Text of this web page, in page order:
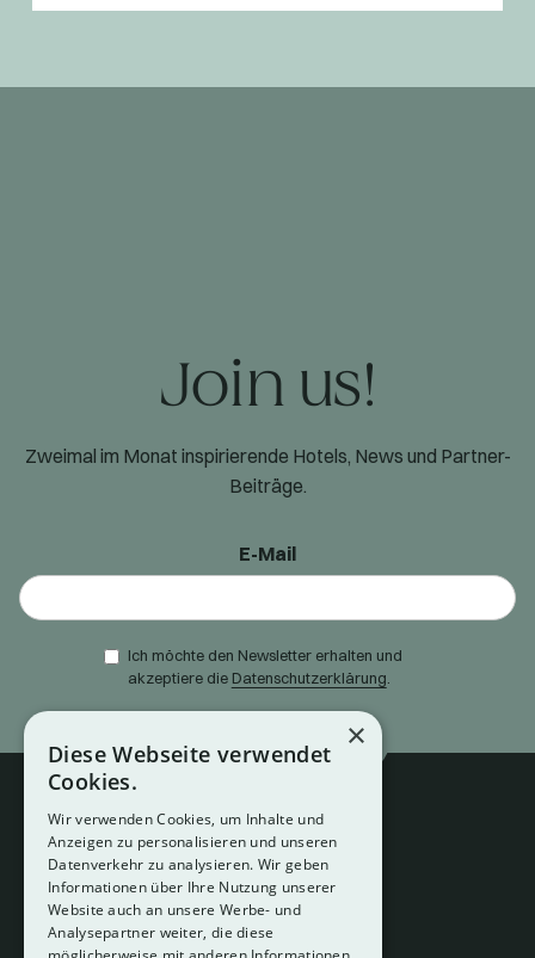
Join us!
Zweimal im Monat inspirierende Hotels, News und Partner-
Beiträge.
E-Mail
Ich möchte den Newsletter erhalten und
akzeptiere die Datenschutzerklärung
About
×
Diese Webseite verwendet
Cookies.
Wir verwenden Cookies, um Inhalte und
Anzeigen zu personalisieren und unseren
Datenverkehr zu analysieren. Wir geben
Informationen über Ihre Nutzung unserer
Website auch an unsere Werbe- und
Analysepartner weiter, die diese